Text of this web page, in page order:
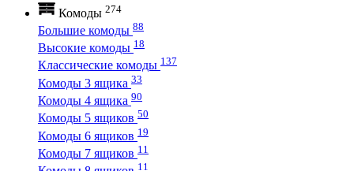
Комоды 274
Большие комоды 88
Высокие комоды 18
Классические комоды 137
Комоды 3 ящика 33
Комоды 4 ящика 90
Комоды 5 ящиков 50
Комоды 6 ящиков 19
Комоды 7 ящиков 11
11